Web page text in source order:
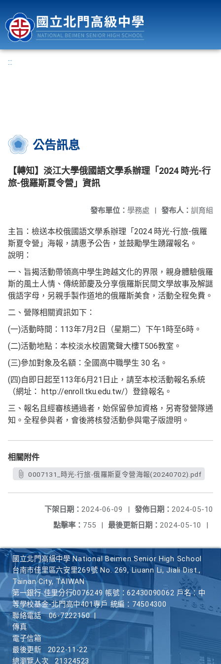
:::
公告訊息
【轉知】淡江大學俄國語文學系辦理「2024 時光-行
旅-俄羅斯夏令營」資訊
發布人： 訓育組
發布單位： 學務處 |
主旨：檢送本校俄國語文學系辦理「2024 時光-行旅-俄羅
斯夏令營」海報，請惠予公告，並鼓勵學生踴躍報名。
說明：
一、旨揭活動帶領高中學生跨越文化的界限，親身體驗俄羅
斯的風土人情、傳統節慶及分享俄羅斯民間文學故事及解謎
俄語字母，另親手製作道地的俄羅斯美食，活動全程免費。
二、營隊相關資訊如下：
(一)活動時間：113年7月2日（星期二）下午1時至6時。
(二)活動地點：本校淡水校園驚聲大樓T506教室。
(三)參加對象及名額：全國高中職學生 30 名。
(四)自即日起至113年6月21日止，請至本校活動報名系統
（網址： http://enroll.tku.edu.tw/）登錄報名。
三、報名且經審核通過者，始保留參加資格，另寄發營隊通
知。全程參與者，會後將核發活動參與電子版證明。
相關附件
0007131_時光-行旅-俄羅斯夏令營海報(20240702).pdf
發佈日期： 2024-05-10
下架日期： 2024-06-09
|
最後更新日期： 2024-05-10 |
點擊率： 755 |
國立北門高級中學 National Beimen Senior High School
台南市佳里區六安里269號 No. 269, Liuann Li, Jiali Dist.,
Tainan City, TAIWAN
第一銀行 佳里分行0076249 帳號：62430090062 戶名：中
等學校基金-北門高中401專戶 統編：74504300
聯絡電話
06-7222150
傳真
電子信箱
最後更新
2022-11-22
總瀏覽人次
21324523